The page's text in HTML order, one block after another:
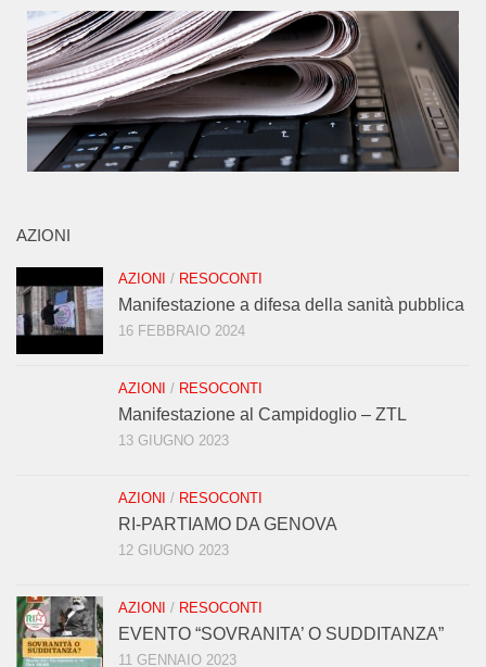
AZIONI
AZIONI / RESOCONTI
Manifestazione a difesa della sanità pubblica
16 FEBBRAIO 2024
AZIONI / RESOCONTI
Manifestazione al Campidoglio – ZTL
13 GIUGNO 2023
AZIONI / RESOCONTI
RI-PARTIAMO DA GENOVA
12 GIUGNO 2023
AZIONI / RESOCONTI
EVENTO “SOVRANITA’ O SUDDITANZA”
11 GENNAIO 2023